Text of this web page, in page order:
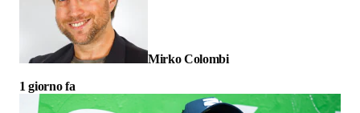
Mirko Colombi
1 giorno fa